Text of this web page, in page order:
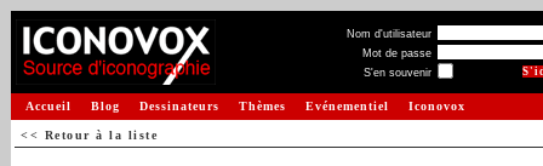
Nom d'utilisateur
Mot de passe
S'en souvenir
Accueil Blog Dessinateurs Thèmes Evénementiel Iconovox
<< Retour à la liste